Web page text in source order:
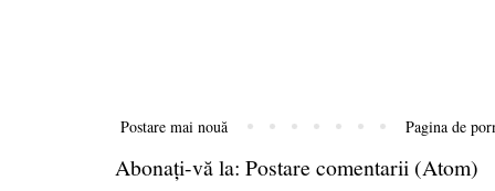
Postare mai nouă Pagina de
Abonați-vă la: Postare comentarii (Atom)